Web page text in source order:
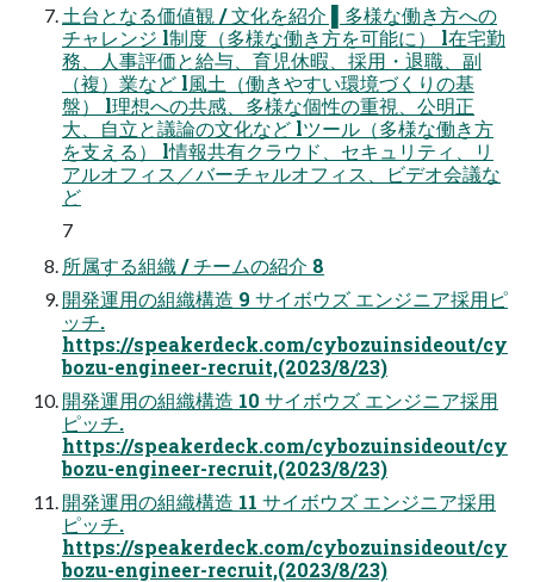
⼟台となる価値観 / ⽂化を紹介 ▌多様な働き⽅への
チャレンジ l制度（多様な働き⽅を可能に） l在宅勤
務、⼈事評価と給与、育児休暇、採⽤・退職、副
（複）業など l⾵⼟（働きやすい環境づくりの基
盤） l理想への共感、多様な個性の重視、公明正
⼤、⾃⽴と議論の⽂化など lツール（多様な働き⽅
を⽀える） l情報共有クラウド、セキュリティ、リ
アルオフィス／バーチャルオフィス、ビデオ会議な
ど
7
所属する組織 / チームの紹介 8
開発運⽤の組織構造 9 サイボウズ エンジニア採⽤ピ
ッチ.
https://speakerdeck.com/cybozuinsideout/cy
bozu-engineer-recruit,(2023/8/23)
開発運⽤の組織構造 10 サイボウズ エンジニア採⽤
ピッチ.
https://speakerdeck.com/cybozuinsideout/cy
bozu-engineer-recruit,(2023/8/23)
開発運⽤の組織構造 11 サイボウズ エンジニア採⽤
ピッチ.
https://speakerdeck.com/cybozuinsideout/cy
bozu-engineer-recruit,(2023/8/23)